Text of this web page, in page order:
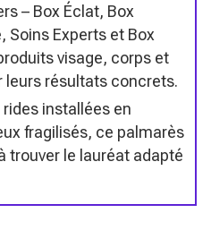
– Box Éclat, Box
Soins Experts et Box
visage, corps et
leurs résultats concrets.
rides installées en
fragilisés, ce palmarès
trouver le lauréat adapté